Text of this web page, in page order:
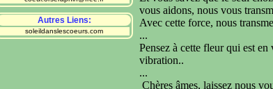
Autres Liens:
soleildanslescoeurs.com
vous aidons, nous vous
Avec cette force, nous
...
Pensez à cette fleur qui est
vibration..
...
Chères âmes, laissez nous